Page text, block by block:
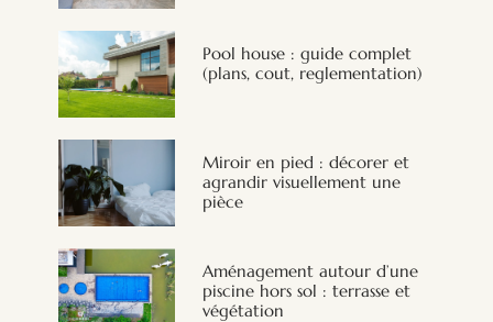
Pool house : guide complet
(plans, cout, reglementation)
Miroir en pied : décorer et
agrandir visuellement une
pièce
Aménagement autour d’une
piscine hors sol : terrasse et
végétation